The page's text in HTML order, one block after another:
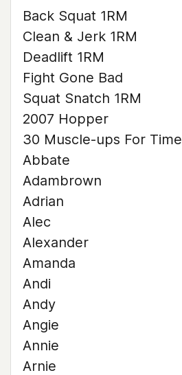
Back Squat 1RM
Clean & Jerk 1RM
Deadlift 1RM
Fight Gone Bad
Squat Snatch 1RM
2007 Hopper
30 Muscle-ups For Time
Abbate
Adambrown
Adrian
Alec
Alexander
Amanda
Andi
Andy
Angie
Annie
Arnie